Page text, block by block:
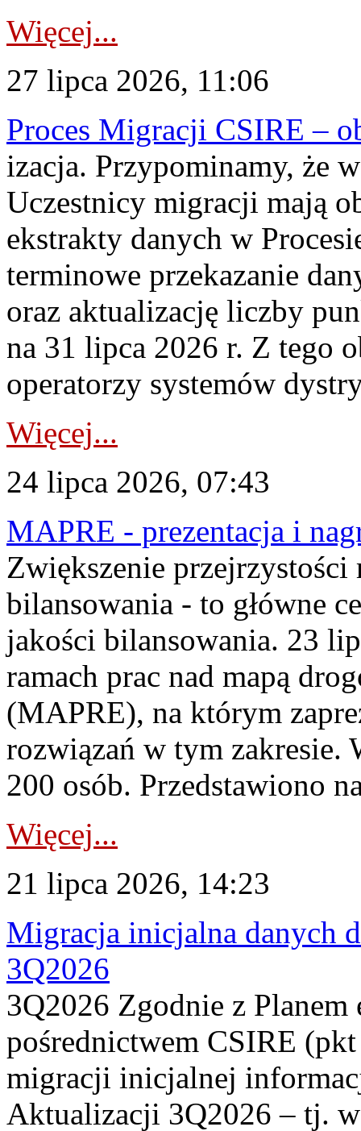
Więcej...
27 lipca 2026, 11:06
Proces Migracji CSIRE –
izacja. Przypominamy, że
Uczestnicy migracji mają
ekstrakty danych w
terminowe przekazanie
oraz aktualizację liczby
na 31 lipca 2026 r. Z tego
operatorzy systemów
Więcej...
24 lipca 2026, 07:43
MAPRE - prezentacja i
Zwiększenie
bilansowania - to główne
jakości bilansowania. 23
ramach prac nad mapą
(MAPRE), na którym
rozwiązań w tym zakresie.
200 osób. Przedstawiono
Więcej...
21 lipca 2026, 14:23
Migracja inicjalna danych
3Q2026
3Q2026 Zgodnie z
pośrednictwem CSIRE
migracji inicjalnej
Aktualizacji 3Q2026 – tj.